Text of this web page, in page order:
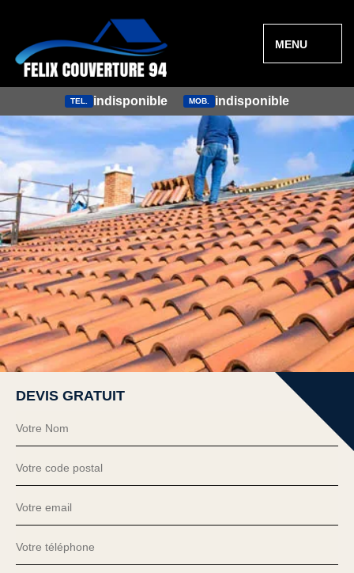
MENU
TEL. indisponible MOB. indisponible
DEVIS GRATUIT